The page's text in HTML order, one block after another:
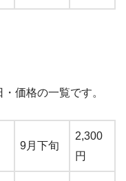
価格の一覧です。
9月下旬
2,300
円